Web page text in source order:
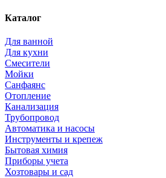
Каталог
Для ванной
Для кухни
Смесители
Мойки
Санфаянс
Отопление
Канализация
Трубопровод
Автоматика и насосы
Инструменты и крепеж
Бытовая химия
Приборы учета
Хозтовары и сад